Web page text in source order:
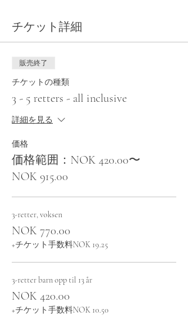
RETTENE DERE ØNSKER. SEND INN VALG AV
RETTER TIL BEDAGELIG.NO@GMAIL.COM
チケット詳細
販売終了
チケットの種類
3 - 5 retters - all inclusive
詳細を見る
価格
価格範囲：NOK 420.00〜
NOK 915.00
3-retter, voksen
NOK 770.00
+チケット手数料NOK 19.25
3-retter barn opp til 13 år
NOK 420.00
+チケット手数料NOK 10.50